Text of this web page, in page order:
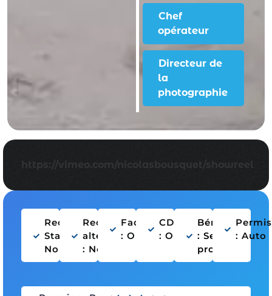
Chef
opérateur
Directeur de
la
photographie
Recherche
Stage :
Non
Recherche
alternance
: Non
Facturation
: Oui
CDDU
: Oui
Bénévolat
: Selon
projet
Permis
: Auto
https://vimeo.com/nicolasbousquet/showreel